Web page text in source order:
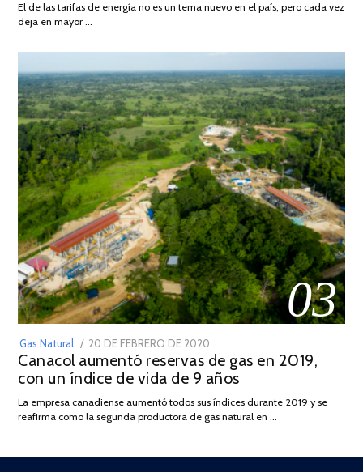
DE
El de las tarifas de energía no es un tema nuevo en el país, pero cada vez
deja en mayor …
03
Gas Natural
POSTED
ON
20 DE FEBRERO DE 2020
DE
JULIO
2025
Canacol aumentó reservas de gas en 2019,
con un índice de vida de 9 años
La empresa canadiense aumentó todos sus índices durante 2019 y se
reafirma como la segunda productora de gas natural en …